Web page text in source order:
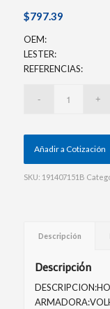
$797.39
OEM:
LESTER:
REFERENCIAS:
Añadir a Cotización
SKU: 191407151B
Descripción
Descripción